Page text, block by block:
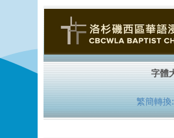
繁簡轉換: